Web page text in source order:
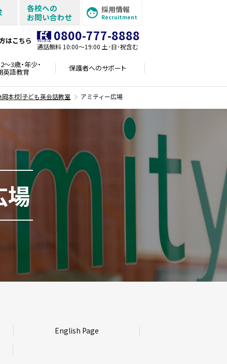
各校への
お問い合わせ
採用情報
Recruitment
はこちら 0800-777-8888
通話無料 10:00〜19:00 土･日･祝含む
～3歳・年少・
英語教育 保護者へのサポート
岡本校|子ども英会話教室 アミティー広場
場
English Page